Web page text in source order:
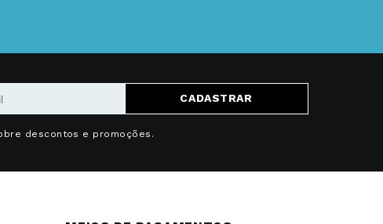
CADASTRAR
descontos e promoções.